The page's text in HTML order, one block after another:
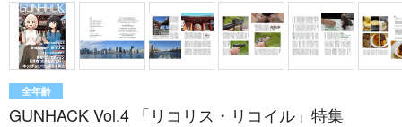
全年齢
GUNHACK Vol.4 「リコリス・リコイル」特集